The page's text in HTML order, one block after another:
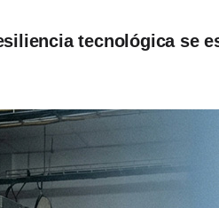
tecnológica se